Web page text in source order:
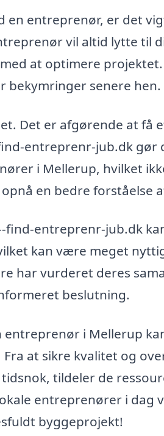
en entreprenør, er det
vil altid lytte til
at optimere
bekymringer senere hen.
Det er afgørende at få
entreprenr-jub.dk gør
i Mellerup, hvilket
en bedre forståelse
entreprenr-jub.dk
kan være meget
har vurderet deres
beslutning.
entreprenør i Mellerup
at sikre kvalitet og
tildeler de
entreprenører i dag
byggeprojekt!